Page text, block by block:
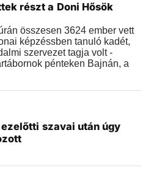
részt a Doni Hősök
összesen 3624 ember vett
képzéssben tanuló kadét,
szervezet tagja volt -
pénteken Bajnán, a
szavai után úgy